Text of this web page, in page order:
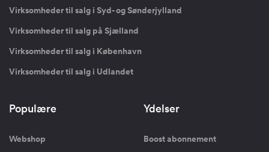
Virksomheder til salg i Syd- og Sønderjylland
Virksomheder til salg på Sjælland
Virksomheder til salg i København
Virksomheder til salg i Udlandet
Populære
Webshop
Ydelser
Boost abonnement